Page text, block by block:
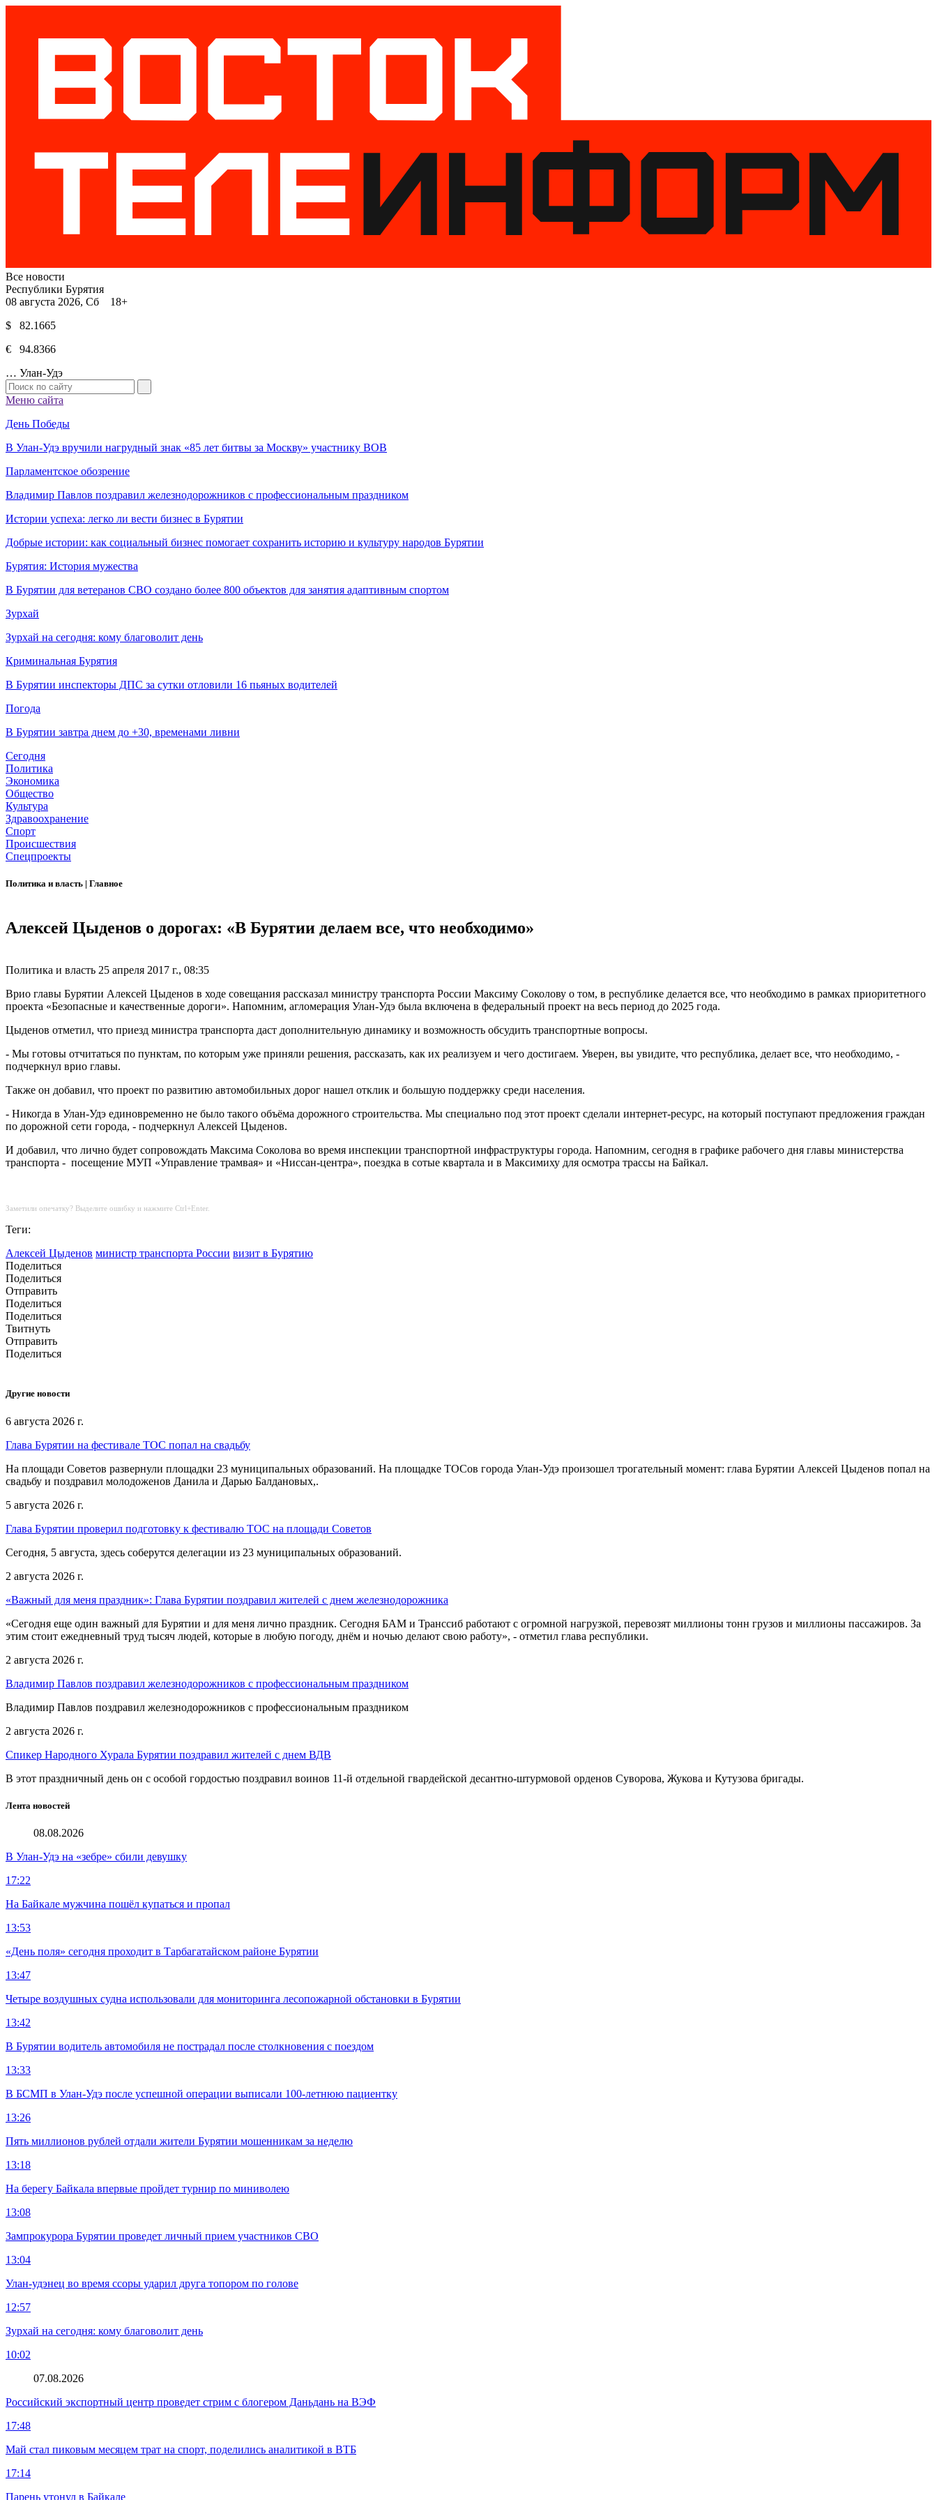
Все новости
Республики Бурятия
08 августа 2026, Сб 18+
$ 82.1665
€ 94.8366
… Улан-Удэ
Меню сайта
День Победы
В Улан-Удэ вручили нагрудный знак «85 лет битвы за Москву» участнику ВОВ
Парламентское обозрение
Владимир Павлов поздравил железнодорожников с профессиональным праздником
Истории успеха: легко ли вести бизнес в Бурятии
Добрые истории: как социальный бизнес помогает сохранить историю и культуру народов Бурятии
Бурятия: История мужества
В Бурятии для ветеранов СВО создано более 800 объектов для занятия адаптивным спортом
Зурхай
Зурхай на сегодня: кому благоволит день
Криминальная Бурятия
В Бурятии инспекторы ДПС за сутки отловили 16 пьяных водителей
Погода
В Бурятии завтра днем до +30, временами ливни
Сегодня
Политика
Экономика
Общество
Культура
Здравоохранение
Спорт
Происшествия
Спецпроекты
Политика и власть | Главное
Алексей Цыденов о дорогах: «В Бурятии делаем все, что необходимо»
Политика и власть 25 апреля 2017 г., 08:35
Врио главы Бурятии Алексей Цыденов в ходе совещания рассказал министру транспорта России Максиму Соколову о том, в республике делается все, что необходимо в рамках приоритетного
проекта «Безопасные и качественные дороги». Напомним, агломерация Улан-Удэ была включена в федеральный проект на весь период до 2025 года.
Цыденов отметил, что приезд министра транспорта даст дополнительную динамику и возможность обсудить транспортные вопросы.
- Мы готовы отчитаться по пунктам, по которым уже приняли решения, рассказать, как их реализуем и чего достигаем. Уверен, вы увидите, что республика, делает все, что необходимо, -
подчеркнул врио главы.
Также он добавил, что проект по развитию автомобильных дорог нашел отклик и большую поддержку среди населения.
- Никогда в Улан-Удэ единовременно не было такого объёма дорожного строительства. Мы специально под этот проект сделали интернет-ресурс, на который поступают предложения граждан
по дорожной сети города, - подчеркнул Алексей Цыденов.
И добавил, что лично будет сопровождать Максима Соколова во время инспекции транспортной инфраструктуры города. Напомним, сегодня в графике рабочего дня главы министерства
транспорта - посещение МУП «Управление трамвая» и «Ниссан-центра», поездка в сотые квартала и в Максимиху для осмотра трассы на Байкал.
Заметили опечатку? Выделите ошибку и нажмите Ctrl+Enter.
Теги:
Алексей Цыденов министр транспорта России визит в Бурятию
Поделиться
Поделиться
Отправить
Поделиться
Поделиться
Твитнуть
Отправить
Поделиться
Другие новости
6 августа 2026 г.
Глава Бурятии на фестивале ТОС попал на свадьбу
На площади Советов развернули площадки 23 муниципальных образований. На площадке ТОСов города Улан-Удэ произошел трогательный момент: глава Бурятии Алексей Цыденов попал на
свадьбу и поздравил молодоженов Данила и Дарью Балдановых,.
5 августа 2026 г.
Глава Бурятии проверил подготовку к фестивалю ТОС на площади Советов
Сегодня, 5 августа, здесь соберутся делегации из 23 муниципальных образований.
2 августа 2026 г.
«Важный для меня праздник»: Глава Бурятии поздравил жителей с днем железнодорожника
«Сегодня еще один важный для Бурятии и для меня лично праздник. Сегодня БАМ и Транссиб работают с огромной нагрузкой, перевозят миллионы тонн грузов и миллионы пассажиров. За
этим стоит ежедневный труд тысяч людей, которые в любую погоду, днём и ночью делают свою работу», - отметил глава республики.
2 августа 2026 г.
Владимир Павлов поздравил железнодорожников с профессиональным праздником
Владимир Павлов поздравил железнодорожников с профессиональным праздником
2 августа 2026 г.
Спикер Народного Хурала Бурятии поздравил жителей с днем ВДВ
В этот праздничный день он с особой гордостью поздравил воинов 11-й отдельной гвардейской десантно-штурмовой орденов Суворова, Жукова и Кутузова бригады.
Лента новостей
08.08.2026
В Улан-Удэ на «зебре» сбили девушку
17:22
На Байкале мужчина пошёл купаться и пропал
13:53
«День поля» сегодня проходит в Тарбагатайском районе Бурятии
13:47
Четыре воздушных судна использовали для мониторинга лесопожарной обстановки в Бурятии
13:42
В Бурятии водитель автомобиля не пострадал после столкновения с поездом
13:33
В БСМП в Улан-Удэ после успешной операции выписали 100-летнюю пациентку
13:26
Пять миллионов рублей отдали жители Бурятии мошенникам за неделю
13:18
На берегу Байкала впервые пройдет турнир по миниволею
13:08
Зампрокурора Бурятии проведет личный прием участников СВО
13:04
Улан-удэнец во время ссоры ударил друга топором по голове
12:57
Зурхай на сегодня: кому благоволит день
10:02
07.08.2026
Российский экспортный центр проведет стрим с блогером Даньдань на ВЭФ
17:48
Май стал пиковым месяцем трат на спорт, поделились аналитикой в ВТБ
17:14
Парень утонул в Байкале